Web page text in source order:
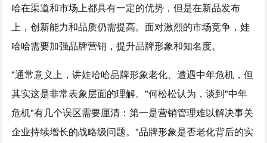
哈在渠道和市场上都具有一定的优势，但是在新品发布
上，创新能力和品质仍需提高。面对激烈的市场竞争，娃
哈哈需要加强品牌营销，提升品牌形象和知名度。
"通常意义上，讲娃哈哈品牌形象老化、遭遇中年危机，但
其实这是非常表象层面的理解。"何松松认为，谈到"中年
危机"有几个误区需要厘清：第一是营销管理难以解决事关
企业持续增长的战略级问题。"品牌形象是否老化背后的实